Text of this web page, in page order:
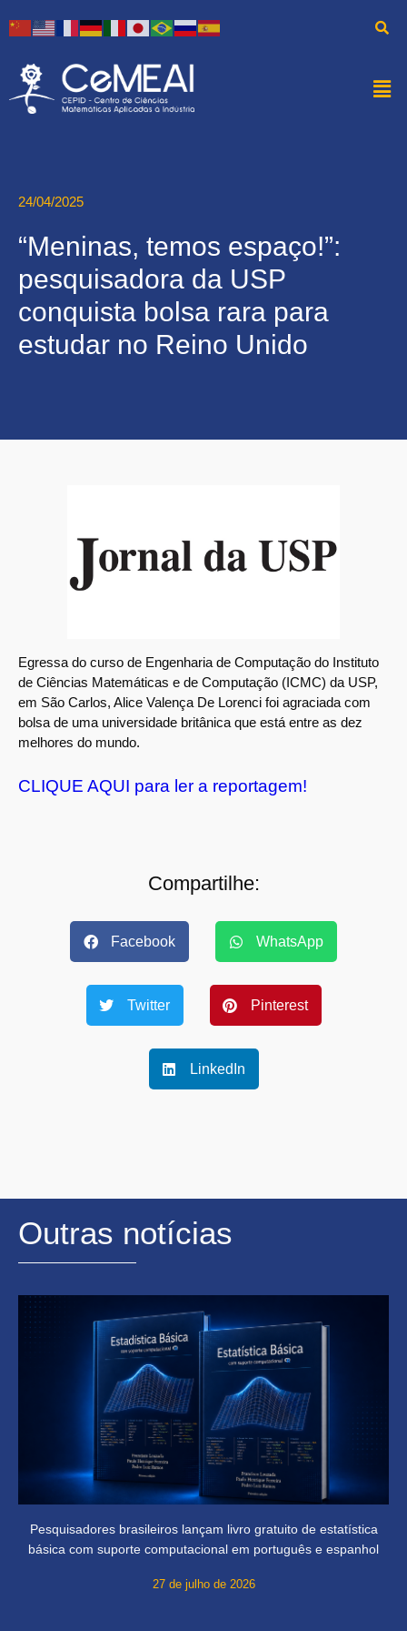
24/04/2025
“Meninas, temos espaço!”:
pesquisadora da USP
conquista bolsa rara para
estudar no Reino Unido
Egressa do curso de Engenharia de Computação do Instituto
de Ciências Matemáticas e de Computação (ICMC) da USP,
em São Carlos, Alice Valença De Lorenci foi agraciada com
bolsa de uma universidade britânica que está entre as dez
melhores do mundo.
CLIQUE AQUI para ler a reportagem!
Compartilhe:
Facebook WhatsApp
Twitter Pinterest
LinkedIn
Outras notícias
Pesquisadores brasileiros lançam livro gratuito de estatística
básica com suporte computacional em português e espanhol
27 de julho de 2026